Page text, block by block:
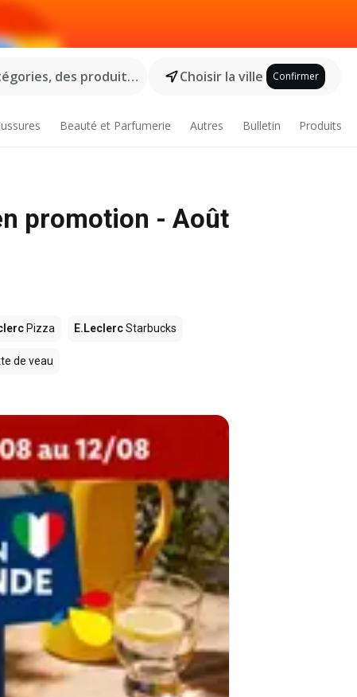
des produits...
Choisir la ville Confirmer
Beauté et Parfumerie Autres Bulletin Produits
promotion - Août
Pizza E.LeclercStarbucks
de veau